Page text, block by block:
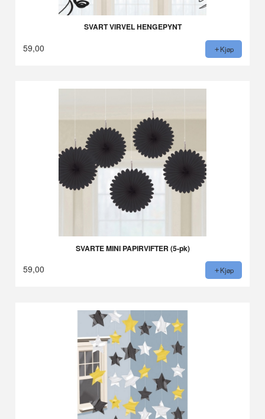
SVART VIRVEL HENGEPYNT
59,00 Kjøp
SVARTE MINI PAPIRVIFTER (5-pk)
59,00 Kjøp